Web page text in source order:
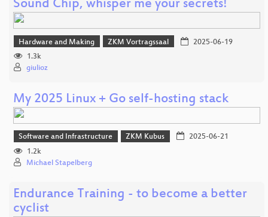
Sound Chip, whisper me your secrets!
Hardware and Making ZKM Vortragssaal
2025-06-19
1.3k
giulioz
My 2025 Linux + Go self-hosting stack
Software and Infrastructure ZKM Kubus
2025-06-21
1.2k
Michael Stapelberg
Endurance Training - to become a better
cyclist